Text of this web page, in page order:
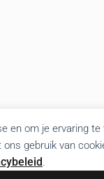
en om je ervaring
gebruik van
.